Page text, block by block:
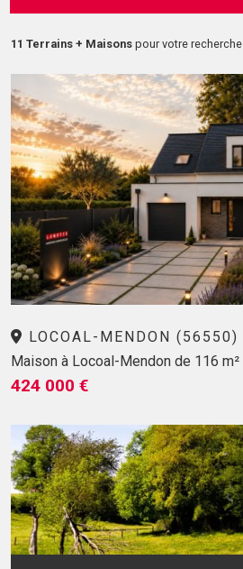
11 Terrains + Maisons pour votre recherche
LOCOAL-MENDON (56550)
Maison à Locoal-Mendon de 116 m²
424 000 €